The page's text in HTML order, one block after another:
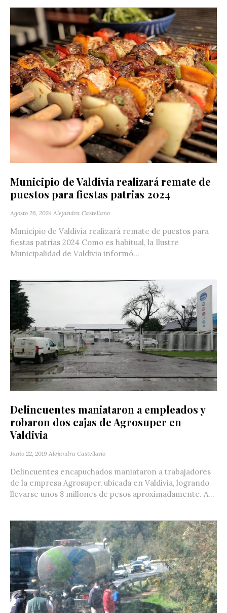
Municipio de Valdivia realizará remate de
puestos para fiestas patrias 2024
Agosto 26, 2024 Alejandra Castellano
Municipio de Valdivia realizará remate de puestos para
fiestas patrias 2024 Como es habitual, la Ilustre
Municipalidad de Valdivia informó...
Delincuentes maniataron a empleados y
robaron dos cajas de Agrosuper en
Valdivia
Junio 22, 2019 Alejandra Castellano
Delincuentes encapuchados maniataron a trabajadores
de la empresa Agrosuper, ubicada en Valdivia, logrando
llevarse unos 8 millones de pesos aproximadamente. A...